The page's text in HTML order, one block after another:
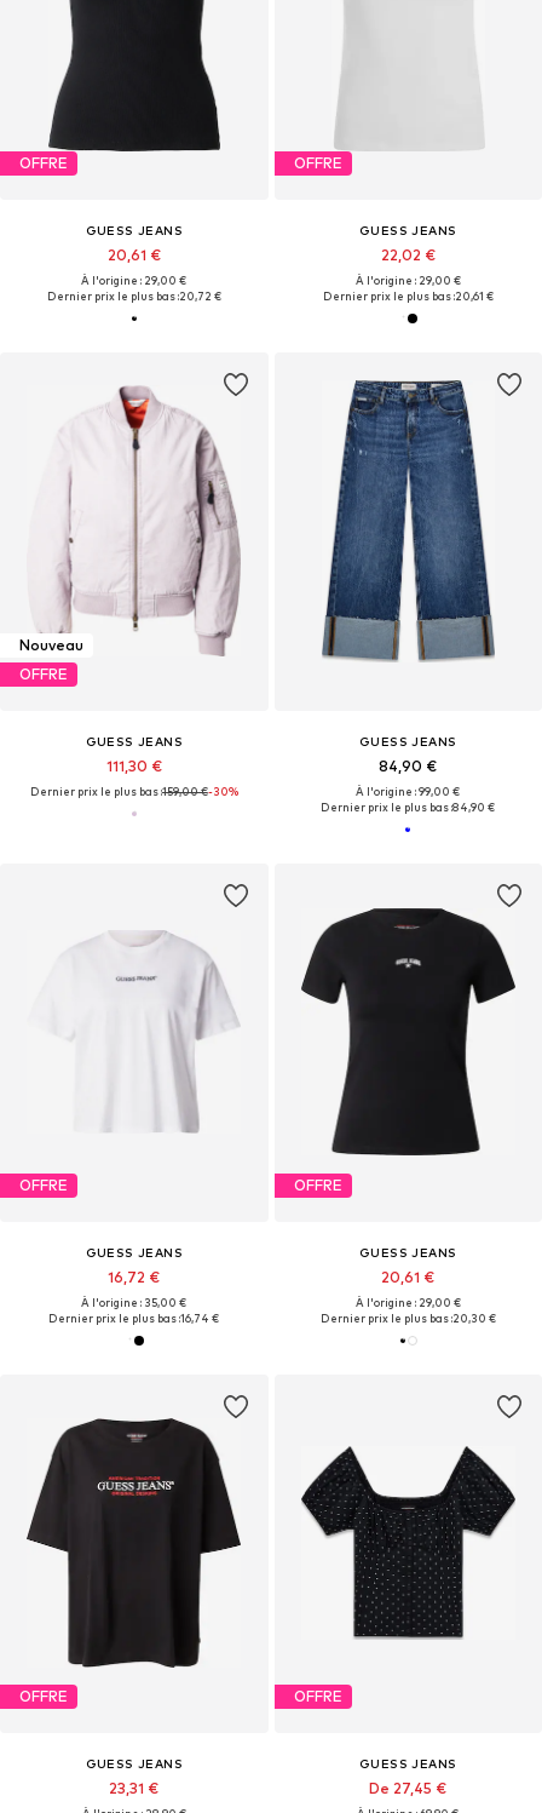
OFFRE
GUESS JEANS
20,61 €
À l'origine : 29,00 €
Dernier prix le plus bas :20,72 €
OFFRE
GUESS JEANS
22,02 €
À l'origine : 29,00 €
Dernier prix le plus bas :20,61 €
Nouveau
OFFRE
GUESS JEANS
111,30 €
Dernier prix le plus bas :159,00 €-30%
GUESS JEANS
84,90 €
À l'origine : 99,00 €
Dernier prix le plus bas :84,90 €
OFFRE
GUESS JEANS
16,72 €
À l'origine : 35,00 €
Dernier prix le plus bas :16,74 €
OFFRE
GUESS JEANS
20,61 €
À l'origine : 29,00 €
Dernier prix le plus bas :20,30 €
OFFRE
GUESS JEANS
23,31 €
OFFRE
GUESS JEANS
De 27,45 €